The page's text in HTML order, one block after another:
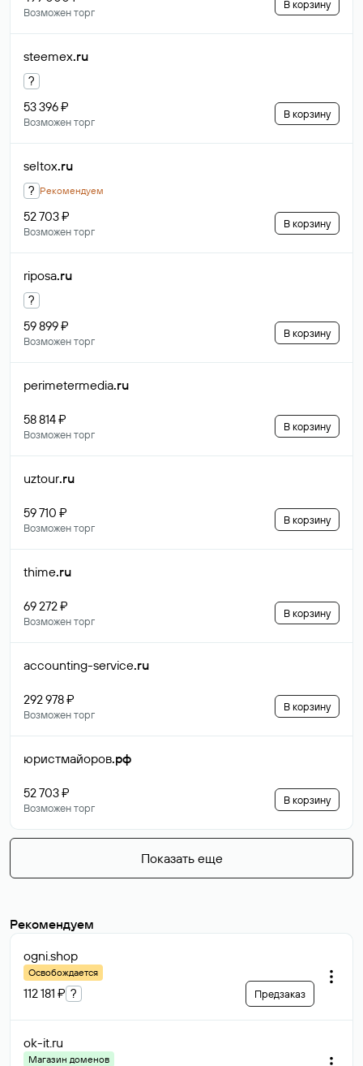
Возможен торг
В корзину
steemex.ru
?
53 396 ₽
Возможен торг
В корзину
seltox.ru
? Рекомендуем
52 703 ₽
Возможен торг
В корзину
riposa.ru
?
59 899 ₽
Возможен торг
В корзину
perimetermedia.ru
58 814 ₽
Возможен торг
В корзину
uztour.ru
59 710 ₽
Возможен торг
В корзину
thime.ru
69 272 ₽
Возможен торг
В корзину
accounting-service.ru
292 978 ₽
Возможен торг
В корзину
юристмайоров.рф
52 703 ₽
Возможен торг
В корзину
Показать еще
Рекомендуем
ogni.shop
Освобождается
112 181 ₽ ? Предзаказ
ok-it.ru
Магазин доменов